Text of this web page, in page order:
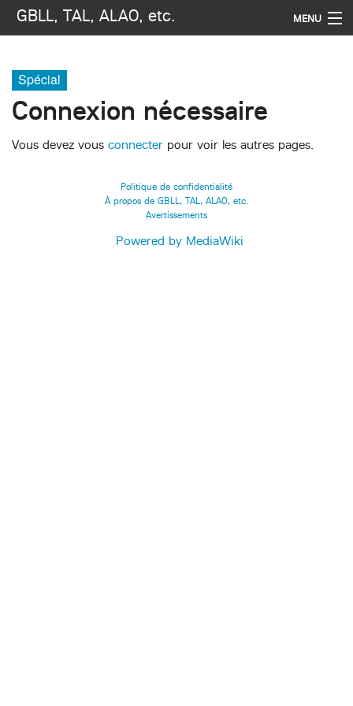
GBLL, TAL, ALAO, etc. MENU
Rechercher
Spécial
Connexion nécessaire
Vous devez vous connecter pour voir les autres pages.
Politique de confidentialité
À propos de GBLL, TAL, ALAO, etc.
Avertissements
Powered by MediaWiki